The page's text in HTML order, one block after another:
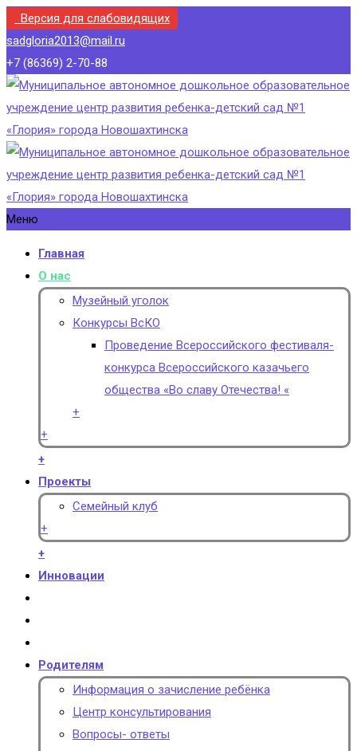
Версия для слабовидящих
sadgloria2013@mail.ru
+7 (86369) 2-70-88
Меню
Главная
О нас
Музейный уголок
Конкурсы ВсКО
Проведение Всероссийского фестиваля-
конкурса Всероссийского казачьего
общества «Во славу Отечества! «
+
+
+
Проекты
Семейный клуб
+
+
Инновации
Родителям
Информация о зачисление ребёнка
Центр консультирования
Вопросы- ответы